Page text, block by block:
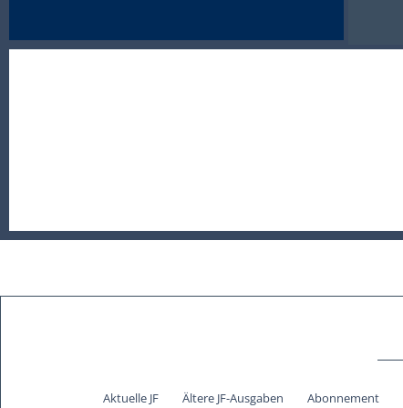
Aktuelle JF Ältere JF-Ausgaben Abonnement